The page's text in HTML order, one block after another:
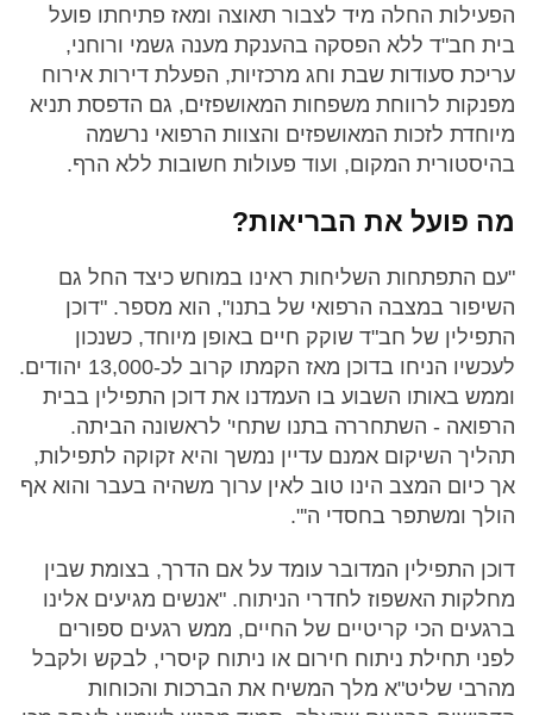
הפעילות החלה מיד לצבור תאוצה ומאז פתיחתו פועל
בית חב"ד ללא הפסקה בהענקת מענה גשמי ורוחני,
עריכת סעודות שבת וחג מרכזיות, הפעלת דירות אירוח
מפנקות לרווחת משפחות המאושפזים, גם הדפסת תניא
מיוחדת לזכות המאושפזים והצוות הרפואי נרשמה
בהיסטורית המקום, ועוד פעולות חשובות ללא הרף.
מה פועל את הבריאות?
"עם התפתחות השליחות ראינו במוחש כיצד החל גם
השיפור במצבה הרפואי של בתנו", הוא מספר. "דוכן
התפילין של חב"ד שוקק חיים באופן מיוחד, כשנכון
לעכשיו הניחו בדוכן מאז הקמתו קרוב לכ-13,000 יהודים.
וממש באותו השבוע בו העמדנו את דוכן התפילין בבית
הרפואה - השתחררה בתנו שתחי' לראשונה הביתה.
תהליך השיקום אמנם עדיין נמשך והיא זקוקה לתפילות,
אך כיום המצב הינו טוב לאין ערוך משהיה בעבר והוא אף
הולך ומשתפר בחסדי ה'".
דוכן התפילין המדובר עומד על אם הדרך, בצומת שבין
מחלקות האשפוז לחדרי הניתוח. "אנשים מגיעים אלינו
ברגעים הכי קריטיים של החיים, ממש רגעים ספורים
לפני תחילת ניתוח חירום או ניתוח קיסרי, לבקש ולקבל
מהרבי שליט"א מלך המשיח את הברכות והכוחות